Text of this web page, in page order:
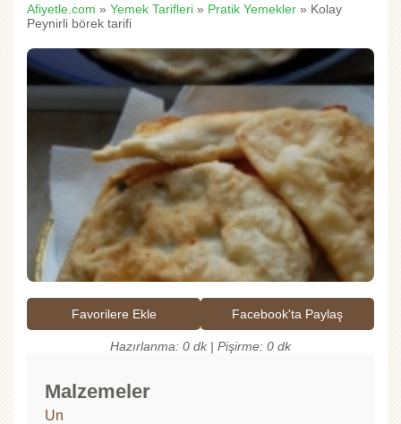
Afiyetle.com » Yemek Tarifleri » Pratik Yemekler » Kolay
Peynirli börek tarifi
Favorilere Ekle Facebook'ta Paylaş
Hazırlanma: 0 dk | Pişirme: 0 dk
Malzemeler
Un